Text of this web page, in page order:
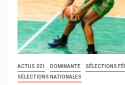
ACTUS 221 DOMINANTE
SÉLECTIONS
SÉLECTIONS NATIONALES